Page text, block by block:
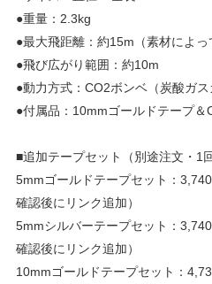
●重量：2.3kg
●最大飛距離：約15m（素材によっ
●飛び広がり範囲：約10m
●動力方式：CO2ボンベ（炭酸ガ
●付属品：10mmゴールドテープ＆
■追加テープセット（別途注文・1
5mmゴールドテープセット：
確認後にリンク追加）
5mmシルバーテープセット：
確認後にリンク追加）
10mmゴールドテープセット：